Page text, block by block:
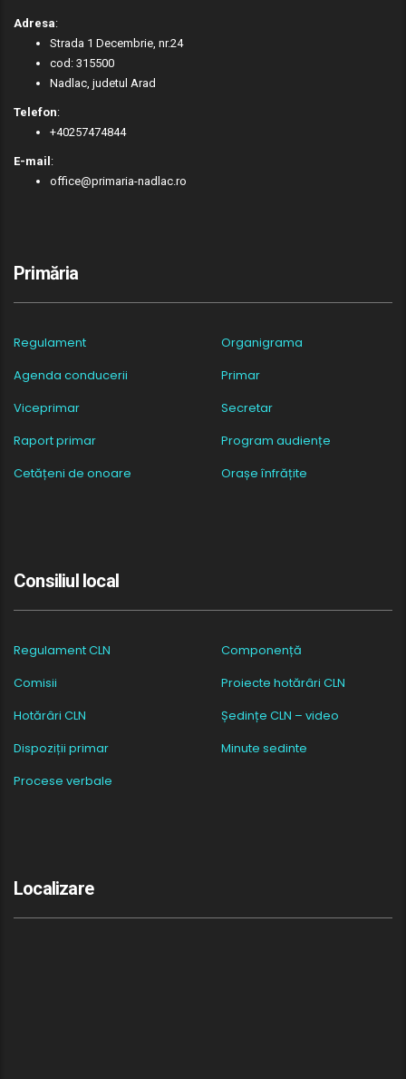
Adresa:
Strada 1 Decembrie, nr.24
cod: 315500
Nadlac, judetul Arad
Telefon:
+40257474844
E-mail:
office@primaria-nadlac.ro
Primăria
Regulament
Organigrama
Agenda conducerii
Primar
Viceprimar
Secretar
Raport primar
Program audiențe
Cetățeni de onoare
Orașe înfrățite
Consiliul local
Regulament CLN
Componență
Comisii
Proiecte hotărâri CLN
Hotărâri CLN
Ședințe CLN – video
Dispoziții primar
Minute sedinte
Procese verbale
Localizare